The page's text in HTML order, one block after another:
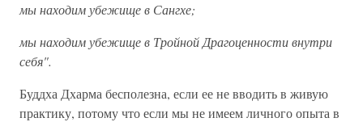
мы находим убежище в Сангхе;
мы находим убежище в Тройной Драгоценности внутри
себя".
Буддха Дхарма бесполезна, если ее не вводить в живую
практику, потому что если мы не имеем личного опыта в